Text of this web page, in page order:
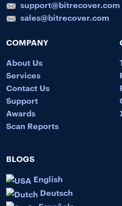
support@bitrecover.com
sales@bitrecover.com
COMPANY
About Us
Services
Contact Us
Support
Awards
Scan Reports
BLOGS
English
Deutsch